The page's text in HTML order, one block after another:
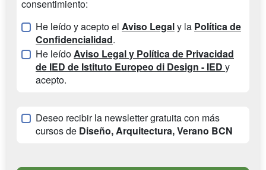
consentimiento:
He leído y acepto el Aviso Legaly la Política de
Confidencialidad.
He leídoAviso Legal y Política de Privacidad
de IED de Istituto Europeo di Design - IED y
acepto.
Deseo recibir la newsletter gratuita con más
cursos de Diseño, Arquitectura, Verano BCN